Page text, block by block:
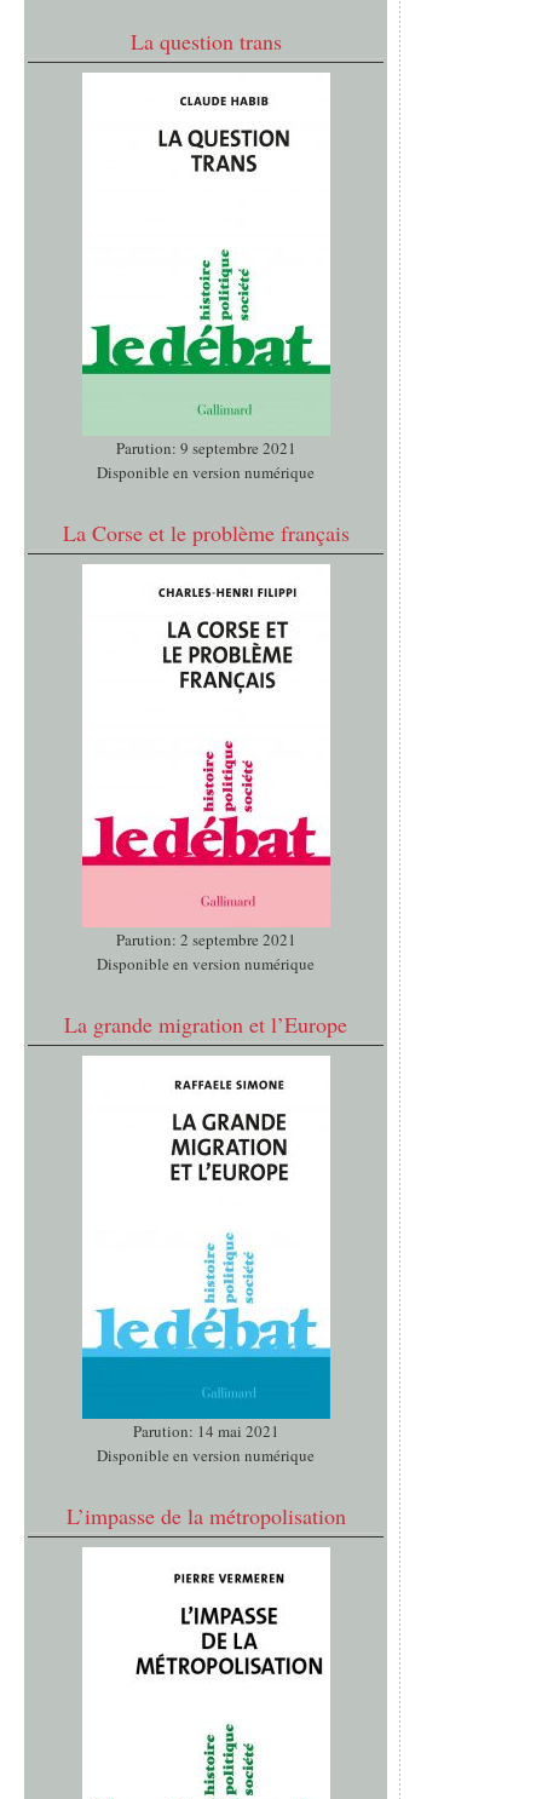
La question trans
Parution: 9 septembre 2021
Disponible en version numérique
La Corse et le problème français
Parution: 2 septembre 2021
Disponible en version numérique
La grande migration et l’Europe
Parution: 14 mai 2021
Disponible en version numérique
L’impasse de la métropolisation